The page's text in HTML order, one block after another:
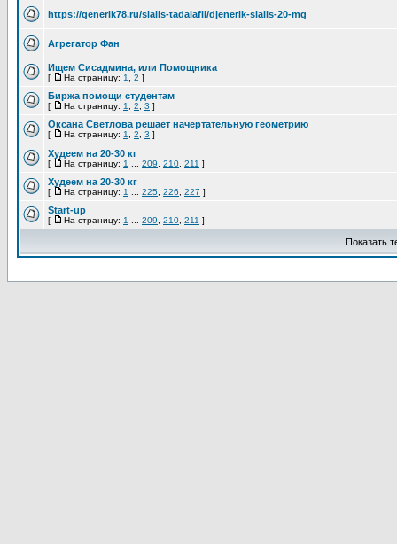
https://generik78.ru/sialis-tadalafil/djenerik-sialis-20-mg
Агрегатор Фан
Ищем Сисадмина, или Помощника
[ На страницу: 1 2 ]
Биржа помощи студентам
[ На страницу: 1 2 3 ]
Оксана Светлова решает начертательную геометрию
[ На страницу: 1 2 3 ]
Худеем на 20-30 кг
[ На страницу: 1 209 210 211 ]
Худеем на 20-30 кг
[ На страницу: 1 225 226 227 ]
Start-up
[ На страницу: 1 209 210 211 ]
Показать